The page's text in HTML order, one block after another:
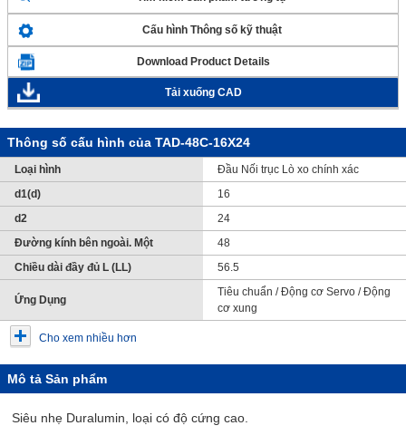
Cấu hình Thông số kỹ thuật
Download Product Details
Tải xuống CAD
Thông số cấu hình của TAD-48C-16X24
Loại hình
Đầu Nối trục Lò xo chính xác
d1(d)
16
d2
24
Đường kính bên ngoài. Một
48
Chiều dài đầy đủ L (LL)
56.5
Ứng Dụng
Tiêu chuẩn / Động cơ Servo / Động
cơ xung
Cho xem nhiều hơn
Mô tả Sản phẩm
Siêu nhẹ Duralumin, loại có độ cứng cao.